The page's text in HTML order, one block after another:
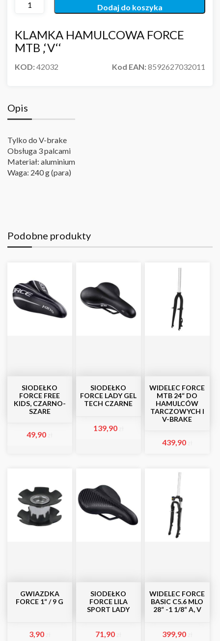
KLAMKA HAMULCOWA FORCE
MTB ‚‘V‘‘
KOD:42032 Kod EAN:8592627032011
Dodaj do koszyka
Opis
Tylko do V-brake
Obsługa 3 palcami
Materiał: aluminium
Waga: 240 g (para)
Podobne produkty
SIODEŁKO
FORCE FREE
KIDS, CZARNO-
SZARE
49,90
SIODEŁKO
FORCE LADY GEL
TECH CZARNE
139,90
WIDELEC FORCE
MTB 24“ DO
HAMULCÓW
TARCZOWYCH I
V-BRAKE
439,90
GWIAZDKA
FORCE 1“ / 9 G
3,90
SIODEŁKO
FORCE LILA
SPORT LADY
71,90
WIDELEC FORCE
BASIC C5.6 MLO
28“ -1 1/8“ A, V
399,90